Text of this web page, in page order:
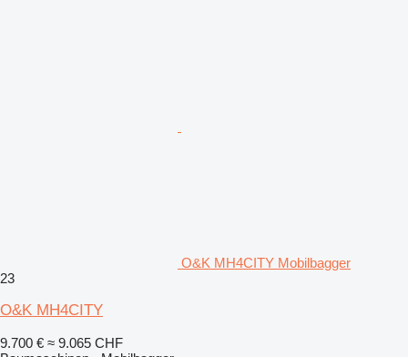
O&K MH4CITY Mobilbagger
23
O&K MH4CITY
9.700 € ≈ 9.065 CHF